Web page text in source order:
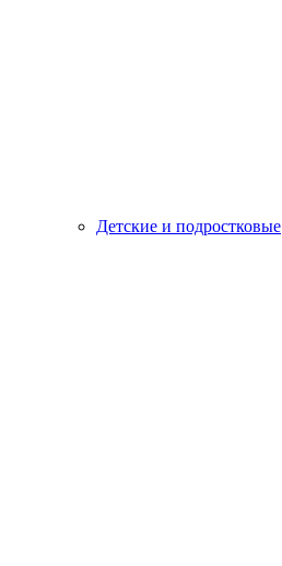
Детские и подростковые